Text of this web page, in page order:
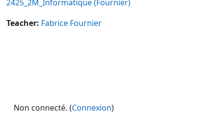
2425_2M_Informatique (Fournier)
Teacher: Fabrice Fournier
Non connecté. (Connexion)